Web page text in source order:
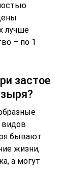
лучше
– по 1
застое
видов
бывают
жизни,
а могут